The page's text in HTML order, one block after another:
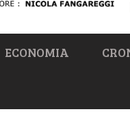
ECONOMIA